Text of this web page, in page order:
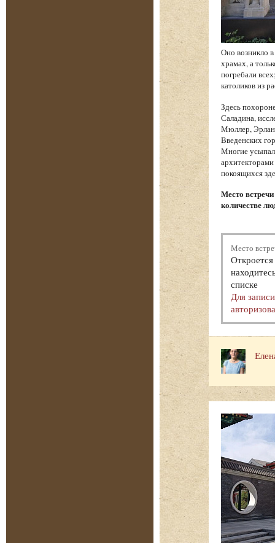
Оно возникло
храмах, а
погребали
католиков из
Здесь
Саладина,
Мюллер,
Введенских
Многие
покоящихся
Место
количестве
Место
списке
Для